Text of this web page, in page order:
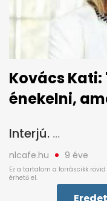
Kovács
énekelni,
Interjú.
nlcafe.hu 9 éve